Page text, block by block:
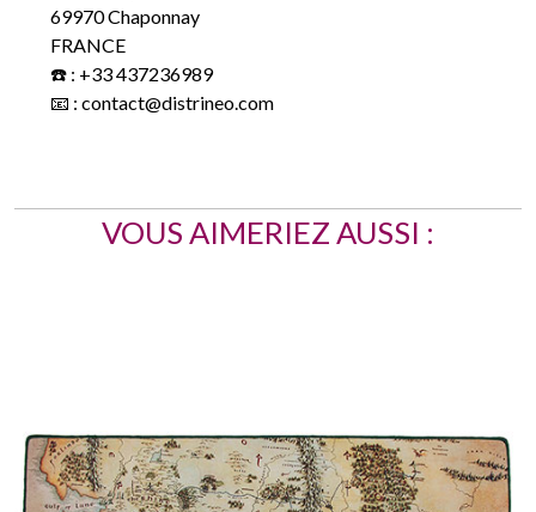
69970 Chaponnay
FRANCE
☎️ : +33 437236989
📧 : contact@distrineo.com
VOUS AIMERIEZ AUSSI :